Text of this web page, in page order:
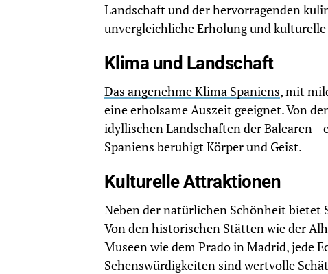
Landschaft und der hervorragenden
unvergleichliche Erholung und kulturelle
Klima und Landschaft
Das angenehme Klima Spaniens, mit
eine erholsame Auszeit geeignet. Von
idyllischen Landschaften der
Spaniens beruhigt Körper und Geist.
Kulturelle Attraktionen
Neben der natürlichen Schönheit bietet
Von den historischen Stätten wie der
Museen wie dem Prado in Madrid, jede
Sehenswürdigkeiten sind wertvolle